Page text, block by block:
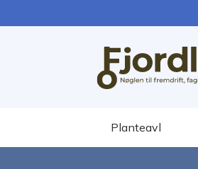
Planteavl